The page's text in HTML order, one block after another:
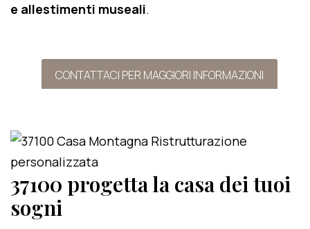
e allestimenti museali.
CONTATTACI PER MAGGIORI INFORMAZIONI
37100 progetta la casa dei tuoi
sogni